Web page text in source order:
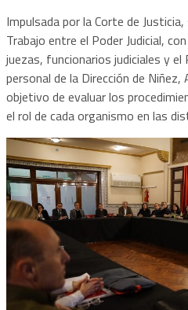
Impulsada por la Corte de
Trabajo entre el Poder Judicial,
juezas, funcionarios judiciales y
personal de la Dirección de Niñez,
objetivo de evaluar los
el rol de cada organismo en las